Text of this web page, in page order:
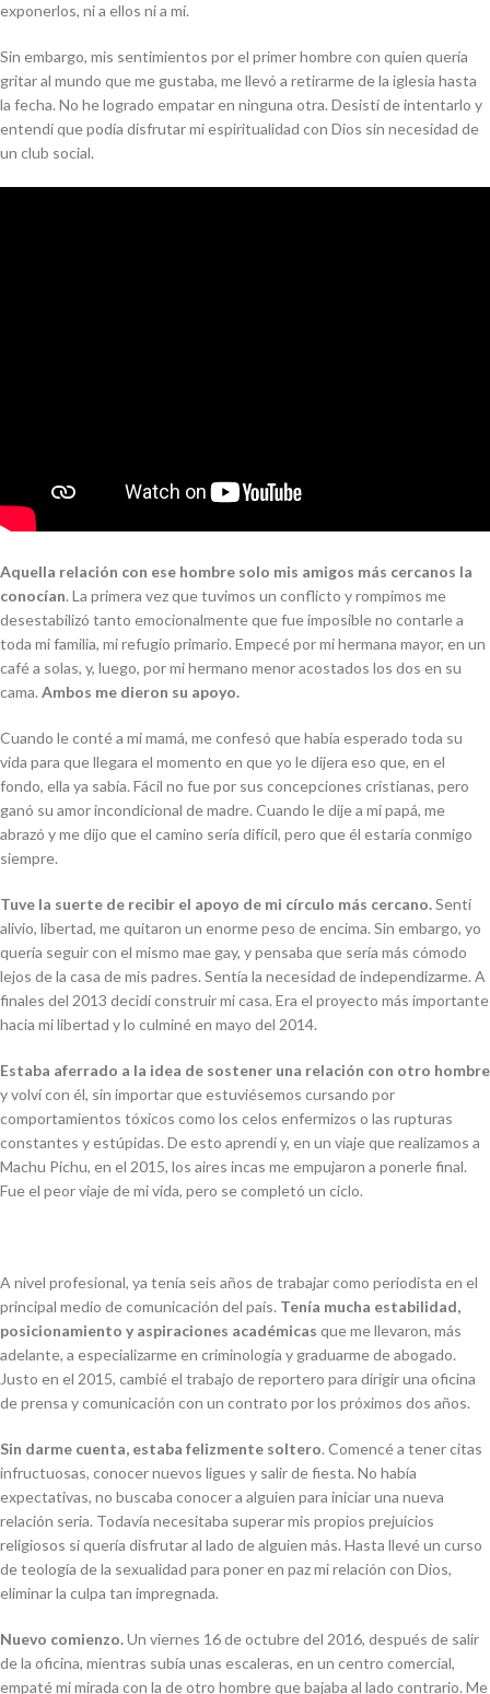
exponerlos, ni a ellos ni a mí.
Sin embargo, mis sentimientos por el primer hombre con quien quería
gritar al mundo que me gustaba, me llevó a retirarme de la iglesia hasta
la fecha. No he logrado empatar en ninguna otra. Desistí de intentarlo y
entendí que podía disfrutar mi espiritualidad con Dios sin necesidad de
un club social.
Aquella relación con ese hombre solo mis amigos más cercanos la
conocían. La primera vez que tuvimos un conflicto y rompimos me
desestabilizó tanto emocionalmente que fue imposible no contarle a
toda mi familia, mi refugio primario. Empecé por mi hermana mayor, en un
café a solas, y, luego, por mi hermano menor acostados los dos en su
cama. Ambos me dieron su apoyo.
Cuando le conté a mi mamá, me confesó que había esperado toda su
vida para que llegara el momento en que yo le dijera eso que, en el
fondo, ella ya sabía. Fácil no fue por sus concepciones cristianas, pero
ganó su amor incondicional de madre. Cuando le dije a mi papá, me
abrazó y me dijo que el camino sería difícil, pero que él estaría conmigo
siempre.
Tuve la suerte de recibir el apoyo de mi círculo más cercano.Sentí
alivio, libertad, me quitaron un enorme peso de encima. Sin embargo, yo
quería seguir con el mismo mae gay, y pensaba que sería más cómodo
lejos de la casa de mis padres. Sentía la necesidad de independizarme. A
finales del 2013 decidí construir mi casa. Era el proyecto más importante
hacia mi libertad y lo culminé en mayo del 2014.
Estaba aferrado a la idea de sostener una relación con otro hombre
y volví con él, sin importar que estuviésemos cursando por
comportamientos tóxicos como los celos enfermizos o las rupturas
constantes y estúpidas. De esto aprendí y, en un viaje que realizamos a
Machu Pichu, en el 2015, los aires incas me empujaron a ponerle final.
Fue el peor viaje de mi vida, pero se completó un ciclo.
A nivel profesional, ya tenía seis años de trabajar como periodista en el
principal medio de comunicación del país. Tenía mucha estabilidad,
posicionamiento y aspiraciones académicas que me llevaron, más
adelante, a especializarme en criminología y graduarme de abogado.
Justo en el 2015, cambié el trabajo de reportero para dirigir una oficina
de prensa y comunicación con un contrato por los próximos dos años.
Sin darme cuenta, estaba felizmente soltero. Comencé a tener citas
infructuosas, conocer nuevos ligues y salir de fiesta. No había
expectativas, no buscaba conocer a alguien para iniciar una nueva
relación seria. Todavía necesitaba superar mis propios prejuicios
religiosos si quería disfrutar al lado de alguien más. Hasta llevé un curso
de teología de la sexualidad para poner en paz mi relación con Dios,
eliminar la culpa tan impregnada.
Nuevo comienzo.Un viernes 16 de octubre del 2016, después de salir
de la oficina, mientras subía unas escaleras, en un centro comercial,
empaté mi mirada con la de otro hombre que bajaba al lado contrario. Me